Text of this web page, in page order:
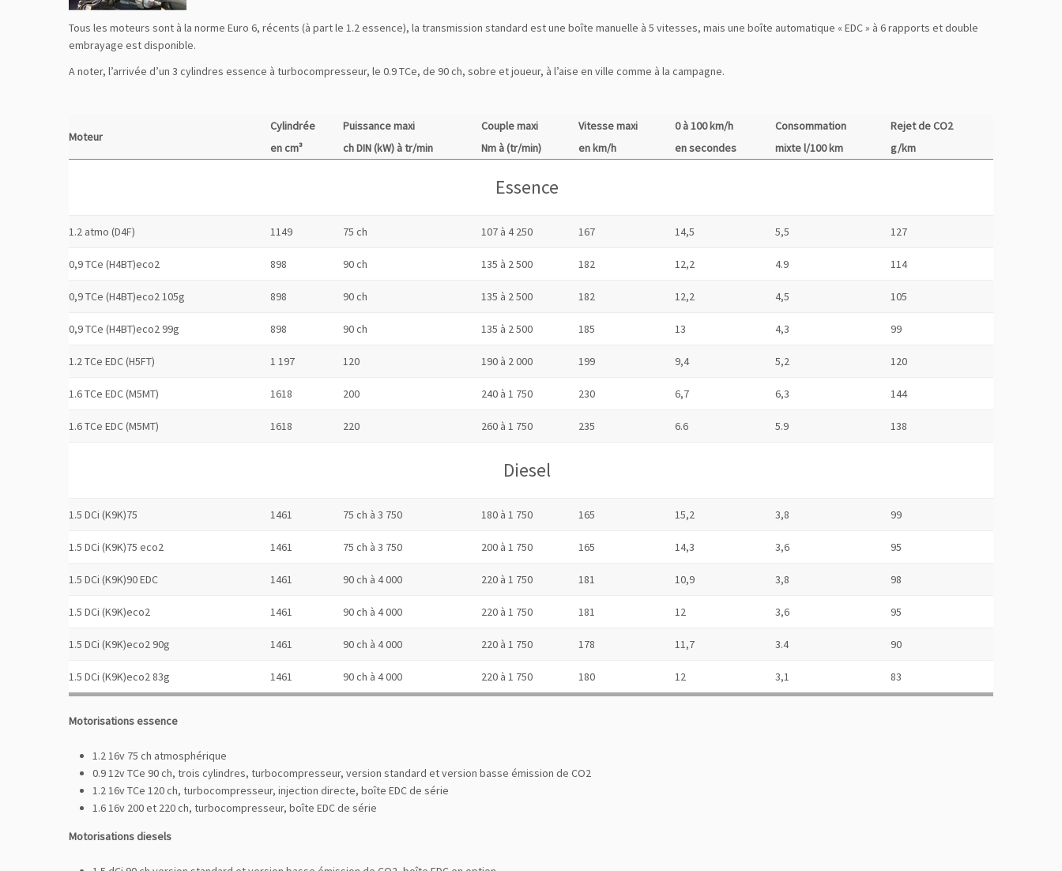
Tous les moteurs sont à la norme Euro 6, récents (à part le 1.2 essence), la transmission standard est une boîte manuelle à 5 vitesses, mais une boîte automatique « EDC » à 6 rapports et double
embrayage est disponible.
A noter, l’arrivée d’un 3 cylindres essence à turbocompresseur, le 0.9 TCe, de 90 ch, sobre et joueur, à l’aise en ville comme à la campagne.
Moteur
Cylindrée
en cm³
Puissance maxi
ch DIN (kW) à tr/min
Couple maxi
Nm à (tr/min)
Vitesse maxi
en km/h
0 à 100 km/h
en secondes
Consommation
mixte l/100 km
Rejet de CO2
g/km
Essence
1.2 atmo (D4F) 1149 75 ch 107 à 4 250 167 14,5 5,5 127
0,9 TCe (H4BT)eco2 898 90 ch 135 à 2 500 182 12,2 4.9 114
0,9 TCe (H4BT)eco2 105g 898 90 ch 135 à 2 500 182 12,2 4,5 105
0,9 TCe (H4BT)eco2 99g 898 90 ch 135 à 2 500 185 13 4,3 99
1.2 TCe EDC (H5FT) 1 197 120 190 à 2 000 199 9,4 5,2 120
1.6 TCe EDC (M5MT) 1618 200 240 à 1 750 230 6,7 6,3 144
1.6 TCe EDC (M5MT) 1618 220 260 à 1 750 235 6.6 5.9 138
Diesel
1.5 DCi (K9K)75 1461 75 ch à 3 750 180 à 1 750 165 15,2 3,8 99
1.5 DCi (K9K)75 eco2 1461 75 ch à 3 750 200 à 1 750 165 14,3 3,6 95
1.5 DCi (K9K)90 EDC 1461 90 ch à 4 000 220 à 1 750 181 10,9 3,8 98
1.5 DCi (K9K)eco2 1461 90 ch à 4 000 220 à 1 750 181 12 3,6 95
1.5 DCi (K9K)eco2 90g 1461 90 ch à 4 000 220 à 1 750 178 11,7 3.4 90
1.5 DCi (K9K)eco2 83g 1461 90 ch à 4 000 220 à 1 750 180 12 3,1 83
Motorisations essence
1.2 16v 75 ch atmosphérique
0.9 12v TCe 90 ch, trois cylindres, turbocompresseur, version standard et version basse émission de CO2
1.2 16v TCe 120 ch, turbocompresseur, injection directe, boîte EDC de série
1.6 16v 200 et 220 ch, turbocompresseur, boîte EDC de série
Motorisations diesels